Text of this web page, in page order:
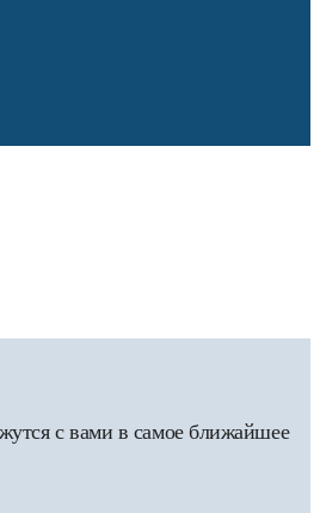
с вами в самое ближайшее